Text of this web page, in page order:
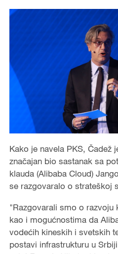
Kako je navela PKS, Čadež
značajan bio sastanak sa
klauda (Alibaba Cloud)
se razgovaralo o strateškoj
"Razgovarali smo o razvoju
kao i mogućnostima da
vodećih kineskih i svetskih
postavi infrastrukturu u